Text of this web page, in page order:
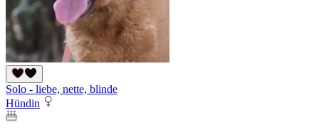
Solo - liebe, nette, blinde
Hündin